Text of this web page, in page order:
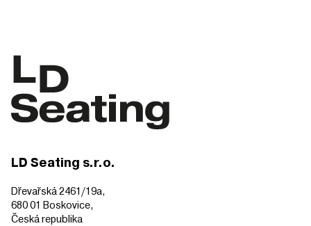
LD Seating s.r.o.
Dřevařská 2461/19a,
680 01 Boskovice,
Česká republika